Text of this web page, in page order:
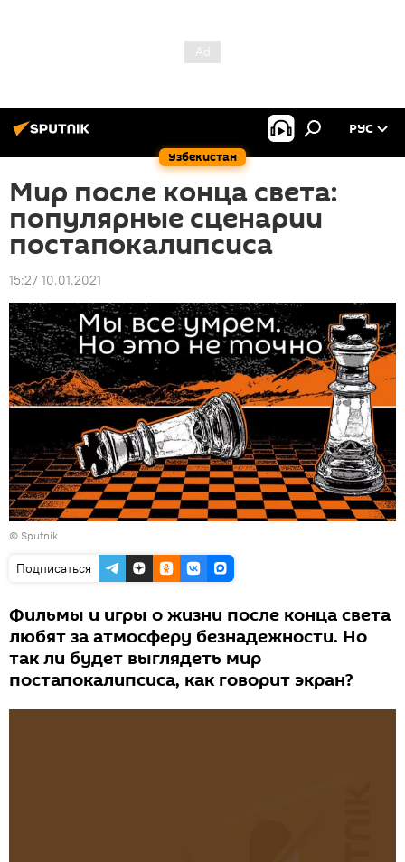
Узбекистан
РУС
Мир после конца света:
популярные сценарии
постапокалипсиса
15:27 10.01.2021
© Sputnik
Подписаться
Фильмы и игры о жизни после конца света
любят за атмосферу безнадежности. Но
так ли будет выглядеть мир
постапокалипсиса, как говорит экран?